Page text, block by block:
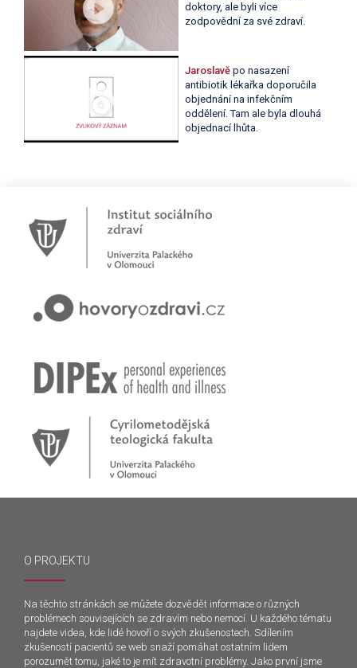
doktory, ale byli více
zodpovědní za své zdraví.
Jaroslavě po nasazení
antibiotik lékařka doporučila
objednání na infekčním
oddělení. Tam ale byla dlouhá
objednací lhůta.
O PROJEKTU
Na těchto stránkách se můžete dozvědět informace o různých
problémech souvisejících se zdravím nebo nemocí. U každého tématu
najdete videa, kde lidé hovoří o svých zkušenostech. Sdílením
zkušeností pacientů se web snaží pomáhat ostatním lidem
porozumět tomu, jaké to je mít zdravotní problémy. Jako první jsme